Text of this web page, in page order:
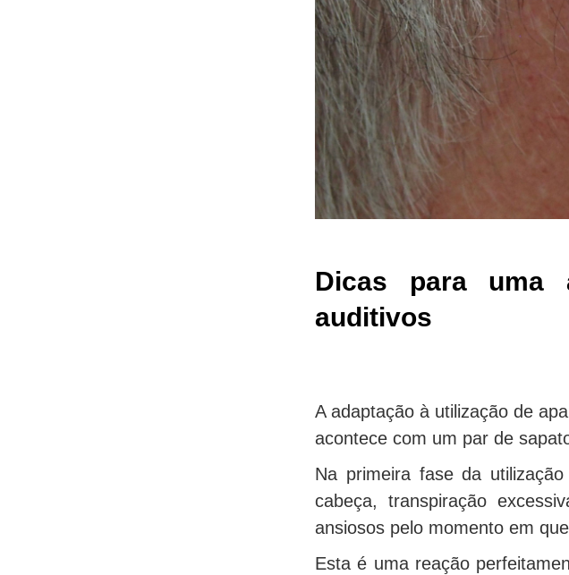
Dicas para uma
auditivos
A adaptação à utilização de
acontece com um par de
Na primeira fase da
cabeça, transpiração
ansiosos pelo momento em
Esta é uma reação